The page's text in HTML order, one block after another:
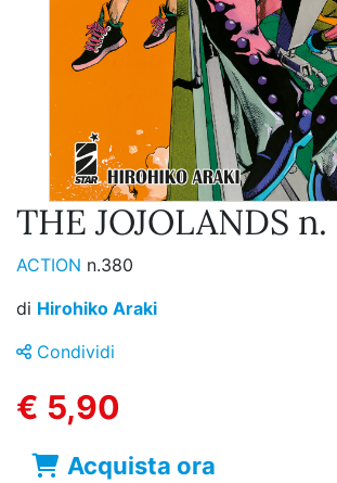
THE JOJOLANDS n.
ACTION n.380
di Hirohiko Araki
Condividi
€ 5,90
Acquista ora